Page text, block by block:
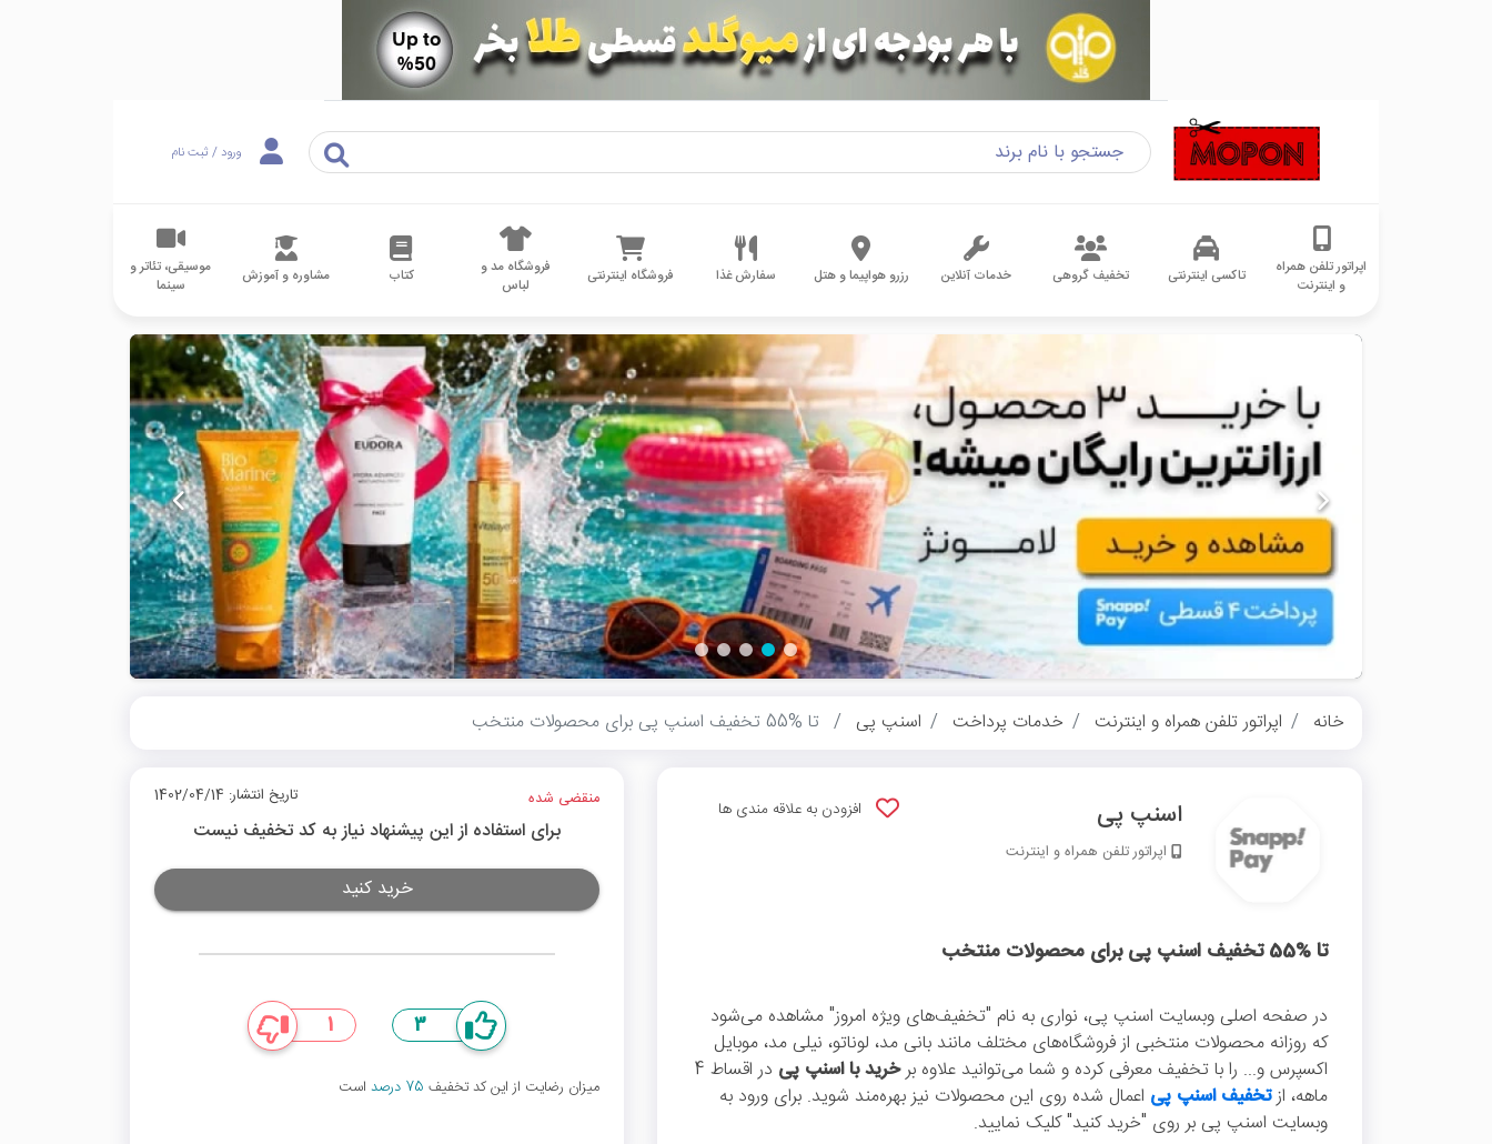
ورود / ثبت نام
اپراتور تلفن همراه
و اینترنت
تاکسی اینترنتی تخفیف گروهی خدمات آنلاین رزرو هواپیما و هتل سفارش غذا فروشگاه اینترنتی
فروشگاه مد و
لباس
کتاب مشاوره و آموزش
موسیقی، تئاتر و
سینما
خانه اپراتور تلفن همراه و اینترنت خدمات پرداخت اسنپ پی تا %55 تخفیف اسنپ پی برای محصولات منتخب
اسنپ پی
اپراتور تلفن همراه و اینترنت
افزودن به علاقه مندی ها
تا %55 تخفیف اسنپ پی برای محصولات منتخب
در صفحه اصلی وبسایت اسنپ پی، نواری به نام "تخفیف‌های ویژه امروز" مشاهده می‌شود
که روزانه محصولات منتخبی از فروشگاه‌های مختلف مانند بانی مد، لوناتو، نیلی مد، موبایل
اکسپرس و... را با تخفیف‌ معرفی کرده و شما می‌توانید علاوه برخرید با اسنپ پی
در اقساط 4
ماهه، ازتخفیف اسنپ پی اعمال شده روی این محصولات نیز بهره‌مند شوید. برای ورود به
وبسایت اسنپ پی بر روی "خرید کنید" کلیک نمایید.
منقضی شده تاریخ انتشار: 1402/04/14
برای استفاده از این پیشنهاد نیاز به کد تخفیف نیست
خرید کنید
3
1
میزان رضایت از این کد تخفیف 75 درصد است